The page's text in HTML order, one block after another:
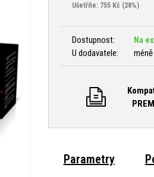
Ušetříte: 755 Kč (28%)
Dostupnost:
Na
U dodavatele:
Parametry